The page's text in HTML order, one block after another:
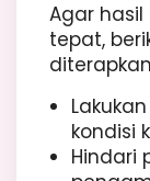
Agar hasil
tepat,
kondisi
Hindari